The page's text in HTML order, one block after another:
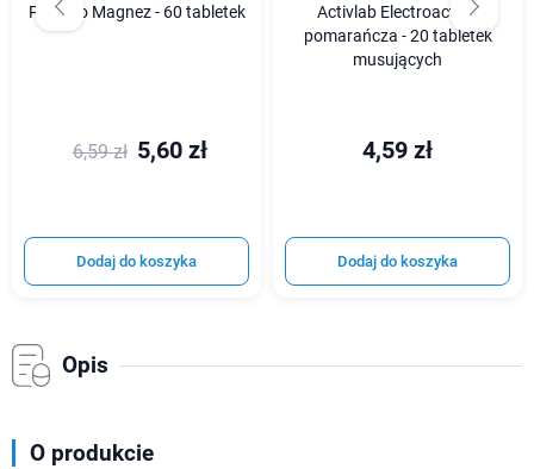
Protego Magnez - 60 tabletek
6,59 zł 5,60 zł
Dodaj do koszyka
Activlab Electroactive,
pomarańcza - 20 tabletek
musujących
4,59 zł
Dodaj do koszyka
Opis
O produkcie